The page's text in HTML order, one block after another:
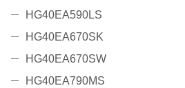
HG40EA590LS
HG40EA670SK
HG40EA670SW
HG40EA790MS